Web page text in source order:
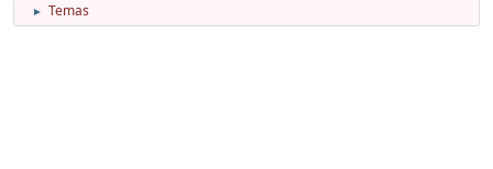
► Temas